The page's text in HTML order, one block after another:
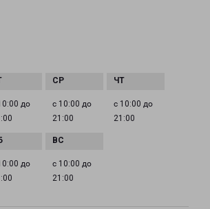
до
с 10:00 до
21:00
с 10:00 до
21:00
до
с 10:00 до
21:00